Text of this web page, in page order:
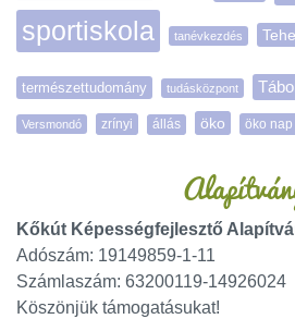
sportiskola tanévkezdés
természettudomány tudásközpont
Versmondó zrínyi állás öko öko nap
Kőkút Képességfejlesztő
Adószám: 19149859-1-11
Számlaszám: 63200119-14926024
Köszönjük támogatásukat!